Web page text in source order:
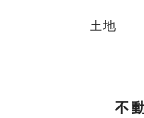
土地
不